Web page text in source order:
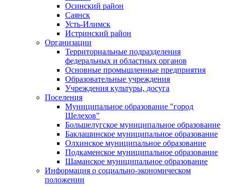
Осинский район
Саянск
Усть-Илимск
Истринский район
Организации
Территориальные подразделения
федеральных и областных органов
Основные промышленные предприятия
Образовательные учреждения
Учреждения культуры, досуга
Поселения
Муниципальное образование "город
Шелехов"
Большелугское муниципальное образование
Баклашинское муниципальное образование
Олхинское муниципальное образование
Подкаменское муниципальное образование
Шаманское муниципальное образование
Информация о социально-экономическом
положении